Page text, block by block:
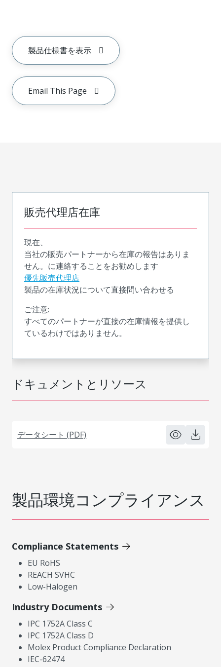
製品仕様書を表示
Email This Page
ドキュメントとリソース
データシート (PDF)
販売代理店在庫
現在、
当社の販売パートナーから在庫の報告はありま
せん。に連絡することをお勧めします
優先販売代理店
製品の在庫状況について直接問い合わせる
ご注意:
すべてのパートナーが直接の在庫情報を提供し
ているわけではありません。
製品環境コンプライアンス
Compliance Statements
EU RoHS
REACH SVHC
Low-Halogen
Industry Documents
IPC 1752A Class C
IPC 1752A Class D
Molex Product Compliance Declaration
IEC-62474